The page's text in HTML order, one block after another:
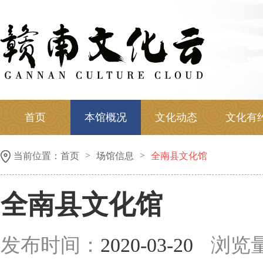
首页 本馆概况 文化动态 文化有
当前位置： 首页 > 场馆信息 > 全南县文化馆
全南县文化馆
发布时间： 2020-03-20 浏览